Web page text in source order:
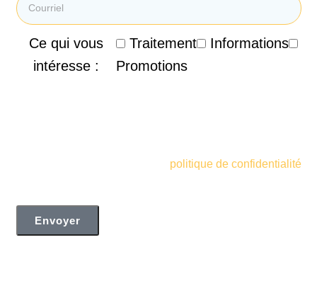
Ce qui vous
intéresse :
Traitement
Informations
Promotions
politique de confidentialité
Envoyer